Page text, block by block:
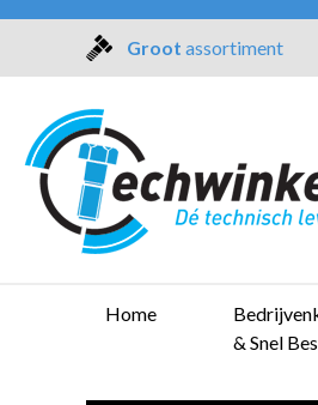
Groot assortiment
Home
& Snel